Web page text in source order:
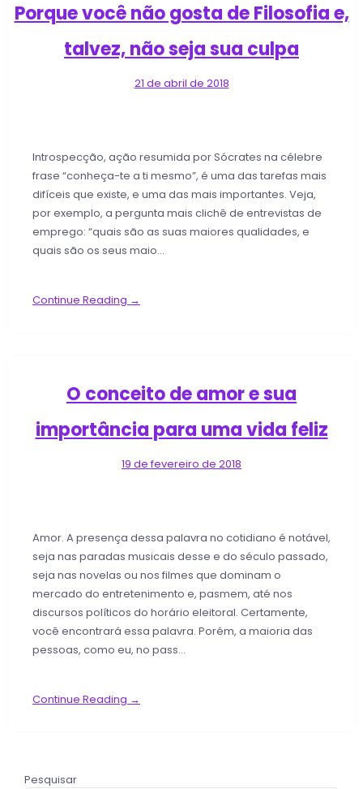
Porque você não gosta de Filosofia e,
talvez, não seja sua culpa
21 de abril de 2018
Introspecção, ação resumida por Sócrates na célebre
frase “conheça-te a ti mesmo”, é uma das tarefas mais
difíceis que existe, e uma das mais importantes. Veja,
por exemplo, a pergunta mais clichê de entrevistas de
emprego: “quais são as suas maiores qualidades, e
quais são os seus maio…
Continue Reading →
O conceito de amor e sua
importância para uma vida feliz
19 de fevereiro de 2018
Amor. A presença dessa palavra no cotidiano é notável,
seja nas paradas musicais desse e do século passado,
seja nas novelas ou nos filmes que dominam o
mercado do entretenimento e, pasmem, até nos
discursos políticos do horário eleitoral. Certamente,
você encontrará essa palavra. Porém, a maioria das
pessoas, como eu, no pass…
Continue Reading →
Pesquisar